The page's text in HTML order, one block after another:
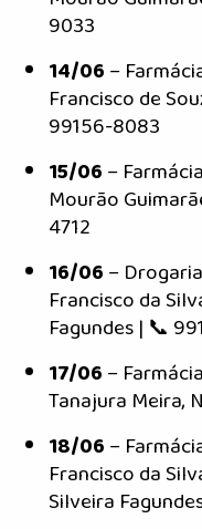
9033
14/06–
Francisco de
99156-8083
15/06–
Mourão
4712
16/06–
Francisco da
Fagundes | 📞
17/06–
Tanajura Meira,
18/06–
Francisco da
Silveira